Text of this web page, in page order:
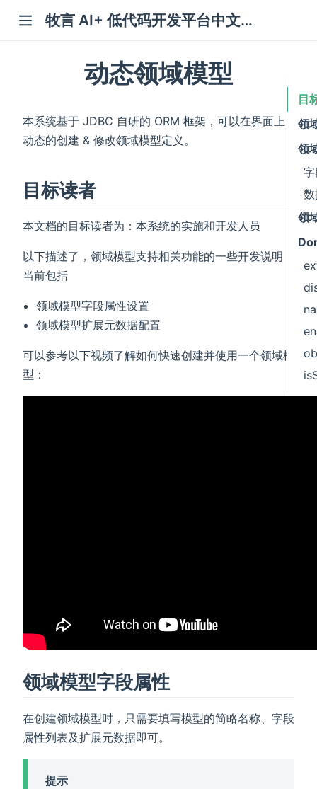
牧言 AI+ 低代码开发平台中文文档
动态领域模型
本系统基于 JDBC 自研的 ORM 框架，可以在界面上
动态的创建 & 修改领域模型定义。
目标读者
本文档的目标读者为：本系统的实施和开发人员
以下描述了，领域模型支持相关功能的一些开发说明，
当前包括
领域模型字段属性设置
领域模型扩展元数据配置
可以参考以下视频了解如何快速创建并使用一个领域模
型：
领域模型字段属性
在创建领域模型时，只需要填写模型的简略名称、字段
属性列表及扩展元数据即可。
提示
目
领
领
领